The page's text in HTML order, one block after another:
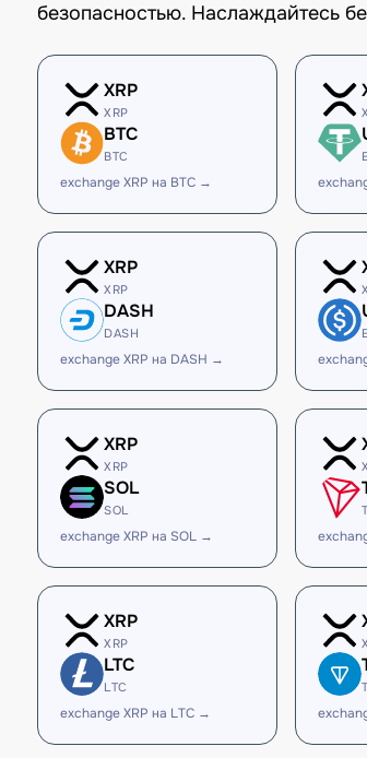
безопасностью. Наслаждайтесь
XRP
XRP
BTC
BTC
exchange XRP на BTC →
XRP
XRP
DASH
DASH
exchange XRP на DASH →
XRP
XRP
SOL
SOL
exchange XRP на SOL →
XRP
XRP
LTC
LTC
exchange XRP на LTC →